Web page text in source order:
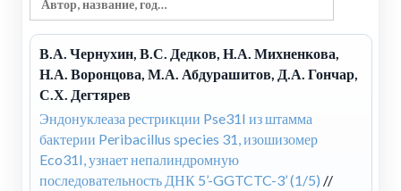
В.А. Чернухин, В.С. Дедков, Н.А. Михненкова,
Н.А. Воронцова, М.А. Абдурашитов, Д.А. Гончар,
С.Х. Дегтярев
Эндонуклеаза рестрикции Pse31I из штамма
бактерии Peribacillus species 31, изошизомер
Eco31I, узнает непалиндромную
последовательность ДНК 5’-GGTCTC-3’ (1/5) //